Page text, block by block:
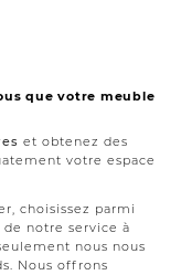
que votre meuble
et obtenez des
votre espace
choisissez parmi
notre service à
nous nous
Nous offrons